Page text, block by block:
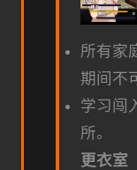
所有家
期间不
学习闯
所。
更衣室